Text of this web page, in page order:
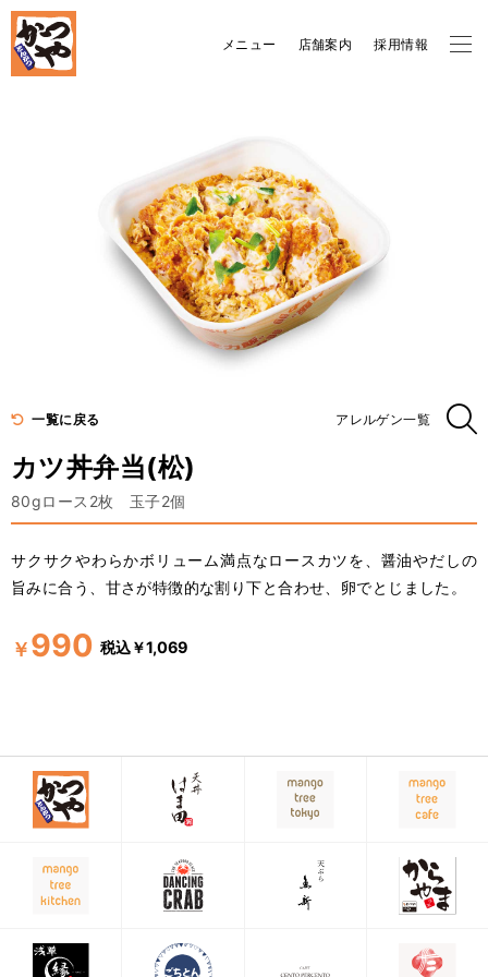
メニュー 店舗案内 採用情報
カツ丼弁当(松)
80gロース2枚 玉子2個
一覧に戻る
サクサクやわらかボリューム満点なロースカツを、醤油やだしの
旨みに合う、甘さが特徴的な割り下と合わせ、卵でとじました。
￥990 税込￥1,069
アレルゲン一覧